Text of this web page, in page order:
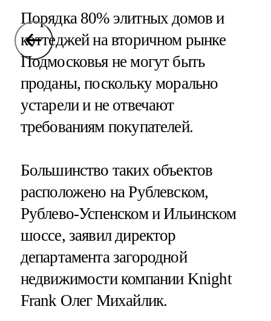
Порядка 80% элитных домов и
коттеджей на вторичном рынке
Подмосковья не могут быть
проданы, поскольку морально
устарели и не отвечают
требованиям покупателей.
Большинство таких объектов
расположено на Рублевском,
Рублево-Успенском и Ильинском
шоссе, заявил директор
департамента загородной
недвижимости компании Knight
Frank Олег Михайлик.